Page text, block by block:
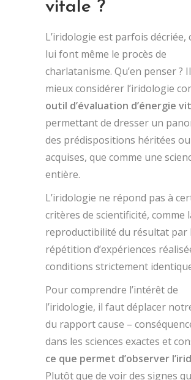
vitale ?
L’iridologie est parfois décriée,
lui font même le procès de
charlatanisme. Qu’en penser ?
mieux considérer l’iridologie
outil d’évaluation d’énergie
permettant de dresser un
des prédispositions héritées ou
acquises, que comme une
entière.
L’iridologie ne répond pas à
critères de scientificité, comme
reproductibilité du résultat par
répétition d’expériences
conditions strictement
Pour comprendre l’intérêt de
l’iridologie, il faut déplacer
du rapport cause –
dans les sciences exactes et
ce que permet d’observer
Plutôt que de voir des signes